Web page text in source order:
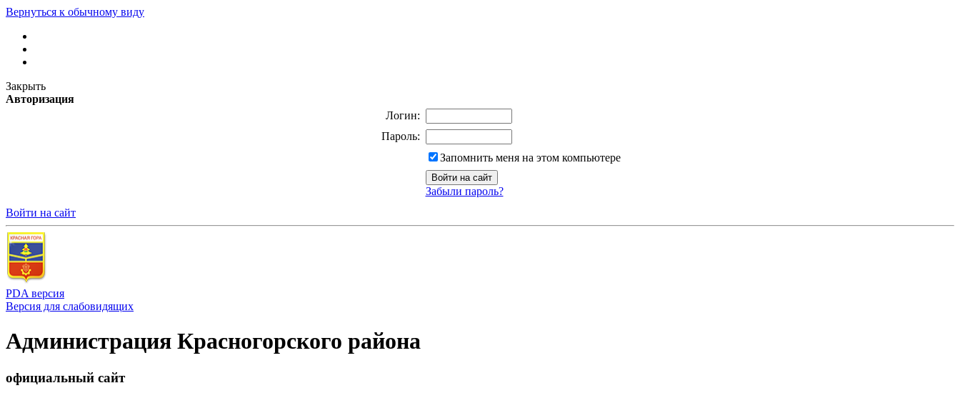
Вернуться к обычному виду
Закрыть
Авторизация
Логин:
Пароль:
Запомнить меня на этом компьютере
Забыли пароль?
Войти на сайт
PDA версия
Версия для слабовидящих
Администрация Красногорского района
официальный сайт